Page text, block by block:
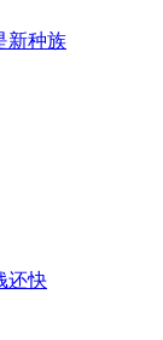
新种族
还快